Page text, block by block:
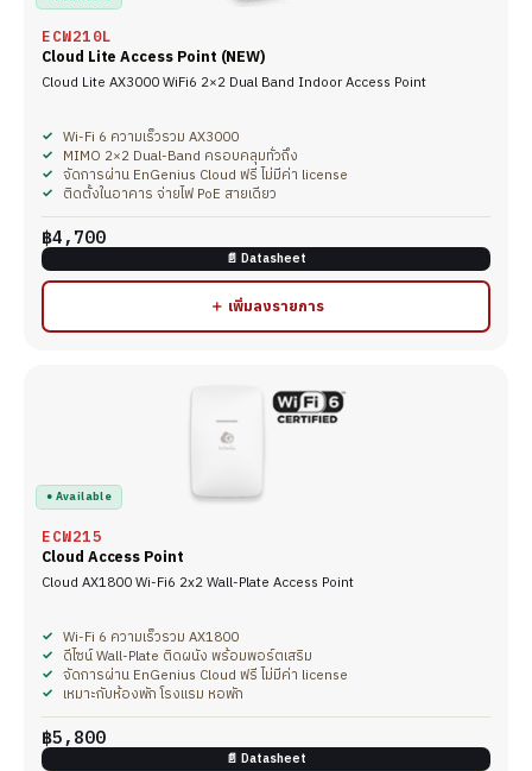
ECW210L
Cloud Lite Access Point (NEW)
Cloud Lite AX3000 WiFi6 2×2 Dual Band Indoor Access Point
Wi-Fi 6 ความเร็วรวม AX3000
MIMO 2×2 Dual-Band ครอบคลุมทั่วถึง
จัดการผ่าน EnGenius Cloud ฟรี ไม่มีค่า license
ติดตั้งในอาคาร จ่ายไฟ PoE สายเดียว
฿4,700
📄 Datasheet
＋ เพิ่มลงรายการ
● Available
ECW215
Cloud Access Point
Cloud AX1800 Wi-Fi6 2x2 Wall-Plate Access Point
Wi-Fi 6 ความเร็วรวม AX1800
ดีไซน์ Wall-Plate ติดผนัง พร้อมพอร์ตเสริม
จัดการผ่าน EnGenius Cloud ฟรี ไม่มีค่า license
เหมาะกับห้องพัก โรงแรม หอพัก
฿5,800
📄 Datasheet